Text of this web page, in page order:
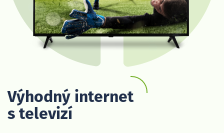
Výhodný internet
s televizí